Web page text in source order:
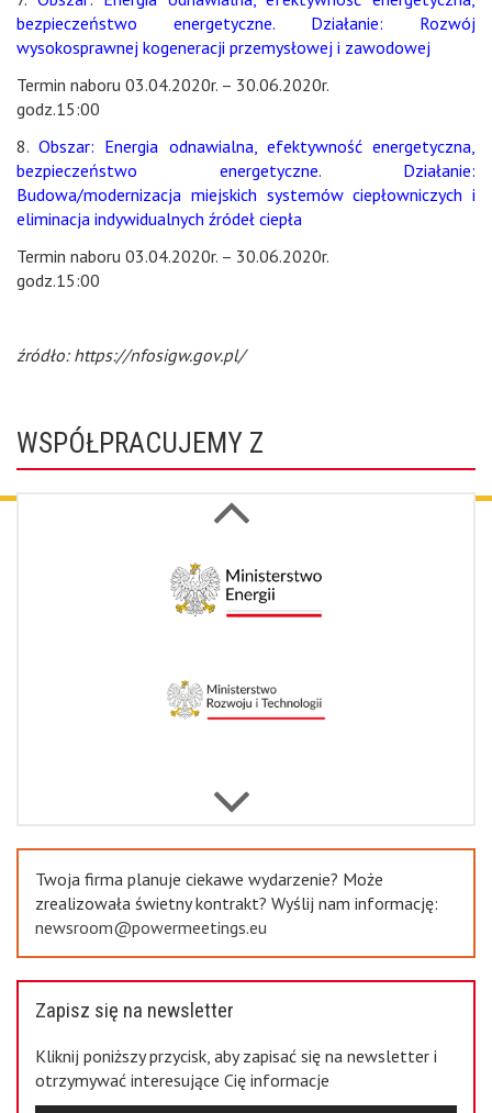
bezpieczeństwo energetyczne. Działanie: Rozwój
wysokosprawnej kogeneracji przemysłowej i zawodowej
Termin naboru 03.04.2020r. – 30.06.2020r.
godz.15:00
8.Obszar: Energia odnawialna, efektywność energetyczna,
bezpieczeństwo energetyczne. Działanie:
Budowa/modernizacja miejskich systemów ciepłowniczych i
eliminacja indywidualnych źródeł ciepła
Termin naboru 03.04.2020r. – 30.06.2020r.
godz.15:00
źródło: https://nfosigw.gov.pl/
WSPÓŁPRACUJEMY Z
Twoja firma planuje ciekawe wydarzenie? Może
zrealizowała świetny kontrakt? Wyślij nam informację:
newsroom@powermeetings.eu
Zapisz się na newsletter
Kliknij poniższy przycisk, aby zapisać się na newsletter i
otrzymywać interesujące Cię informacje